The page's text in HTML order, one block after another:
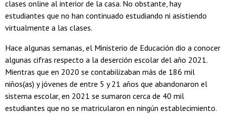
clases online al interior de la casa. No obstante, hay
estudiantes que no han continuado estudiando ni asistiendo
virtualmente a las clases.
Hace algunas semanas, el Ministerio de Educación dio a conocer
algunas cifras respecto a la deserción escolar del año 2021.
Mientras que en 2020 se contabilizaban más de 186 mil
niños(as) y jóvenes de entre 5 y 21 años que abandonaron el
sistema escolar, en 2021 se sumaron cerca de 40 mil
estudiantes que no se matricularon en ningún establecimiento.